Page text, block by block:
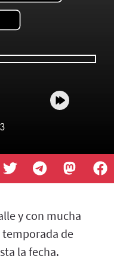
y con mucha
de
la fecha.